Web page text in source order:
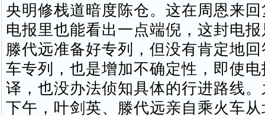
央明修栈道暗度陈仓。这在周恩来
电报里也能看出一点端倪，这封电
滕代远准备好专列，但没有肯定地
车专列，也是增加不确定性，即使
译，也没办法侦知具体的行进路线
下午，叶剑英、滕代远亲自乘火车